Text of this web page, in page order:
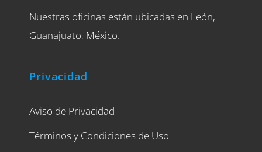
Nuestras oficinas están ubicadas en León,
Guanajuato, México.
Privacidad
Aviso de Privacidad
Términos y Condiciones de Uso